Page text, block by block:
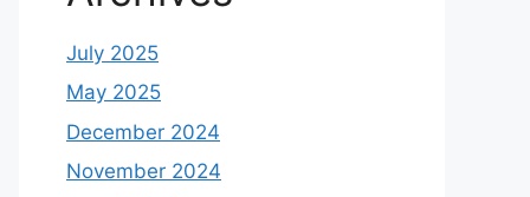
July 2025
May 2025
December 2024
November 2024